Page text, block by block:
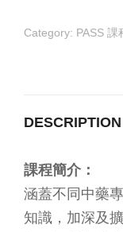
Category: PASS 課
DESCRIPTION
課程簡介：
涵蓋不同中藥
知識，加深及